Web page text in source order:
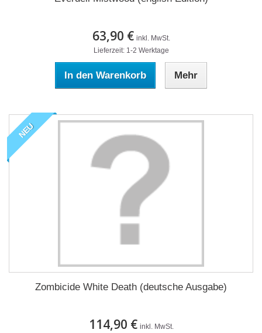
63,90 € inkl. MwSt.
Lieferzeit: 1-2 Werktage
In den Warenkorb Mehr
NEU
Zombicide White Death (deutsche Ausgabe)
114,90 € inkl. MwSt.